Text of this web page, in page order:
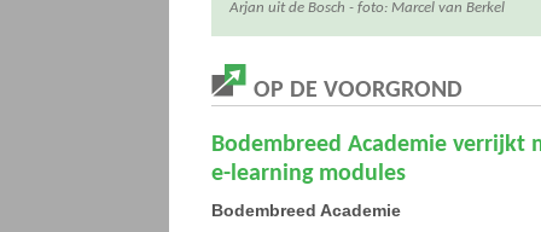
Arjan uit de Bosch - foto: Marcel van Berkel
OP DE VOORGROND
Bodembreed Academie verrijkt
e-learning modules
Bodembreed Academie